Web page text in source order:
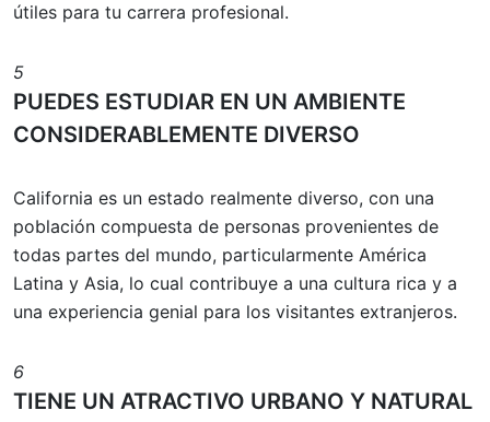
útiles para tu carrera profesional.
5
PUEDES ESTUDIAR EN UN AMBIENTE
CONSIDERABLEMENTE DIVERSO
California es un estado realmente diverso, con una
población compuesta de personas provenientes de
todas partes del mundo, particularmente América
Latina y Asia, lo cual contribuye a una cultura rica y a
una experiencia genial para los visitantes extranjeros.
6
TIENE UN ATRACTIVO URBANO Y NATURAL